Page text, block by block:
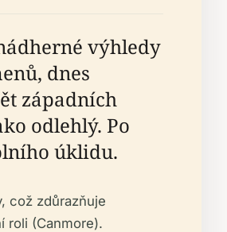
výhledy
dnes
západních
odlehlý. Po
úklidu.
což zdůrazňuje
roli (Canmore).